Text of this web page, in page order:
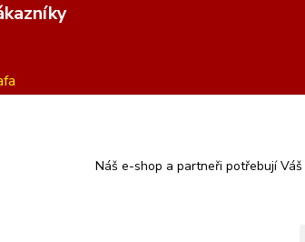
Náš e-shop a partneři potřebují Váš